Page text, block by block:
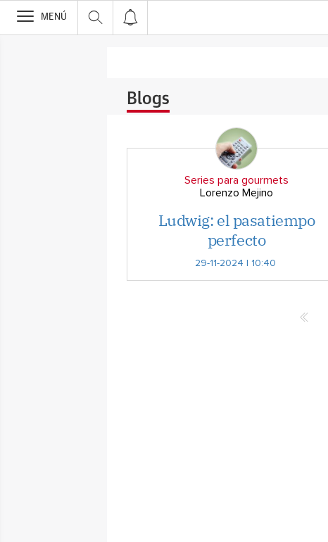
>
MENÚ
Blogs
Series para gourmets
Lorenzo Mejino
Ludwig: el pasatiempo
perfecto
29-11-2024 | 10:40